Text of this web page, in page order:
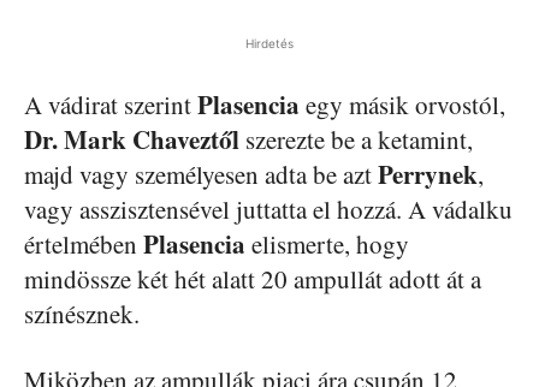
Hirdetés
A vádirat szerintPlasencia egy másik orvostól,
Dr. Mark Chaveztől szerezte be a ketamint,
majd vagy személyesen adta be aztPerrynek,
vagy asszisztensével juttatta el hozzá. A vádalku
értelmében Plasencia elismerte, hogy
mindössze két hét alatt 20 ampullát adott át a
színésznek.
Miközben az ampullák piaci ára csupán 12